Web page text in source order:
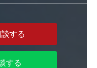
する
する